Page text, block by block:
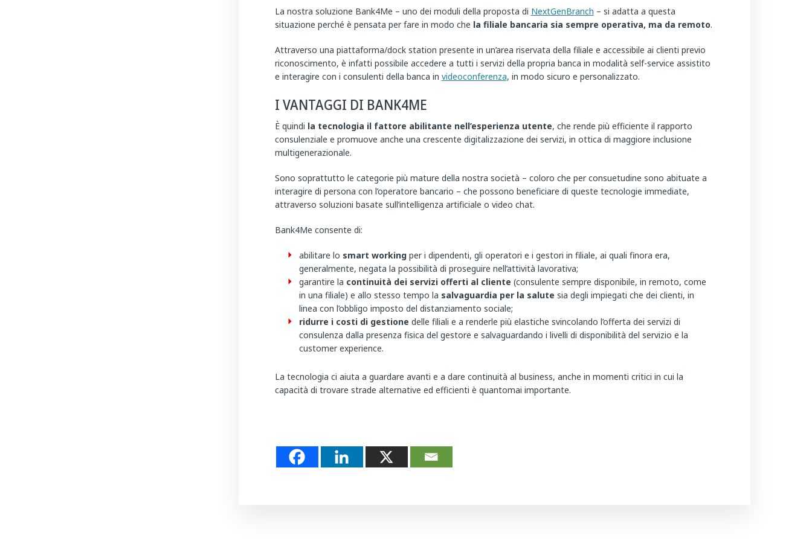
La nostra soluzione Bank4Me – uno dei moduli della proposta di NextGenBranch – si adatta a questa
situazione perché è pensata per fare in modo che la filiale bancaria sia sempre operativa, ma da remoto.
Attraverso una piattaforma/dock station presente in un’area riservata della filiale e accessibile ai clienti previo
riconoscimento, è infatti possibile accedere a tutti i servizi della propria banca in modalità self-service assistito
e interagire con i consulenti della banca in videoconferenza, in modo sicuro e personalizzato.
I VANTAGGI DI BANK4ME
È quindi la tecnologia il fattore abilitante nell’esperienza utente, che rende più efficiente il rapporto
consulenziale e promuove anche una crescente digitalizzazione dei servizi, in ottica di maggiore inclusione
multigenerazionale.
Sono soprattutto le categorie più mature della nostra società – coloro che per consuetudine sono abituate a
interagire di persona con l’operatore bancario – che possono beneficiare di queste tecnologie immediate,
attraverso soluzioni basate sull’intelligenza artificiale o video chat.
Bank4Me consente di:
abilitare lo smart workingper i dipendenti, gli operatori e i gestori in filiale, ai quali finora era,
generalmente, negata la possibilità di proseguire nell’attività lavorativa;
garantire la continuità dei servizi offerti al cliente (consulente sempre disponibile, in remoto, come
in una filiale) e allo stesso tempo la salvaguardia per la salute sia degli impiegati che dei clienti, in
linea con l’obbligo imposto del distanziamento sociale;
ridurre i costi di gestione delle filiali e a renderle più elastiche svincolando l’offerta dei servizi di
consulenza dalla presenza fisica del gestore e salvaguardando i livelli di disponibilità del servizio e la
customer experience.
La tecnologia ci aiuta a guardare avanti e a dare continuità al business, anche in momenti critici in cui la
capacità di trovare strade alternative ed efficienti è quantomai importante.